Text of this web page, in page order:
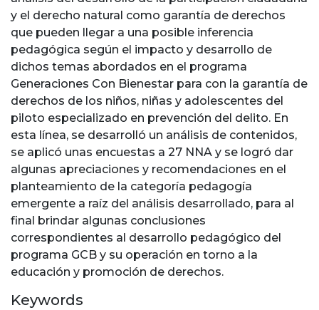
y el derecho natural como garantía de derechos
que pueden llegar a una posible inferencia
pedagógica según el impacto y desarrollo de
dichos temas abordados en el programa
Generaciones Con Bienestar para con la garantía de
derechos de los niños, niñas y adolescentes del
piloto especializado en prevención del delito. En
esta línea, se desarrolló un análisis de contenidos,
se aplicó unas encuestas a 27 NNA y se logró dar
algunas apreciaciones y recomendaciones en el
planteamiento de la categoría pedagogía
emergente a raíz del análisis desarrollado, para al
final brindar algunas conclusiones
correspondientes al desarrollo pedagógico del
programa GCB y su operación en torno a la
educación y promoción de derechos.
Keywords